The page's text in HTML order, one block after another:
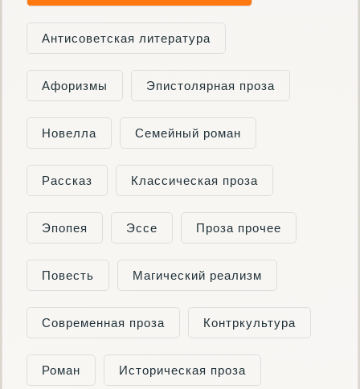
Антисоветская литература
Афоризмы Эпистолярная проза
Новелла Семейный роман
Рассказ Классическая проза
Эпопея Эссе Проза прочее
Повесть Магический реализм
Современная проза Контркультура
Роман Историческая проза